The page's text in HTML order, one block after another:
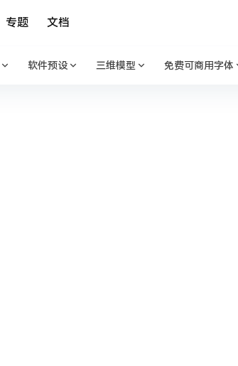
专题 文档
软件预设 三维模型 免费可商用字体